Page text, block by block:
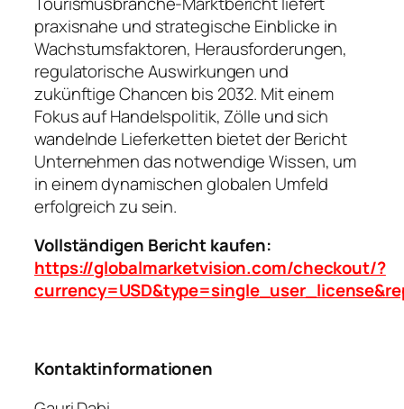
praxisnahe und strategische Einblicke in
Wachstumsfaktoren, Herausforderungen,
regulatorische Auswirkungen und
zukünftige Chancen bis 2032. Mit einem
Fokus auf Handelspolitik, Zölle und sich
wandelnde Lieferketten bietet der Bericht
Unternehmen das notwendige Wissen, um
in einem dynamischen globalen Umfeld
erfolgreich zu sein.
Vollständigen Bericht kaufen:
https://globalmarketvision.com/checkout/?
Kontaktinformationen